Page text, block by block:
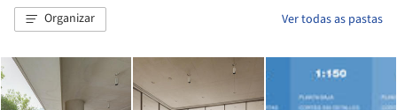
Organizar Ver todas as pastas